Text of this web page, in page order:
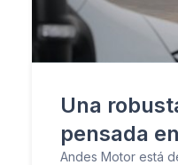
Una
pensada
Andes Motor está